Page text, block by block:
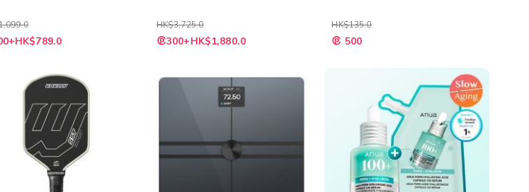
HK$3,725.0
特
殊300+HK$1,880.0
HK$135.0
特
殊 500